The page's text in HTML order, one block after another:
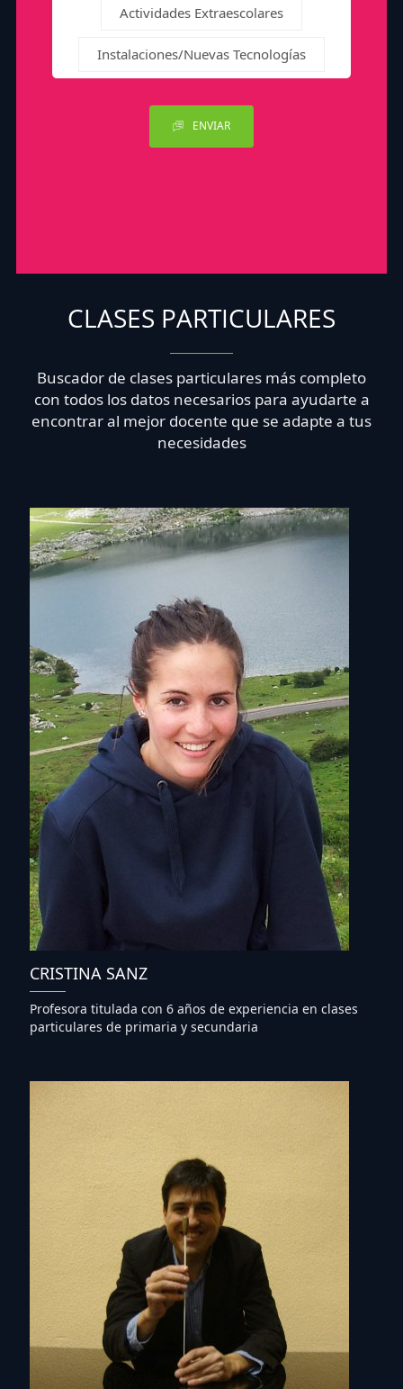
Actividades Extraescolares
Instalaciones/Nuevas Tecnologías
ENVIAR
CLASES PARTICULARES
Buscador de clases particulares más completo
con todos los datos necesarios para ayudarte a
encontrar al mejor docente que se adapte a tus
necesidades
CRISTINA SANZ
Profesora titulada con 6 años de experiencia en clases
particulares de primaria y secundaria